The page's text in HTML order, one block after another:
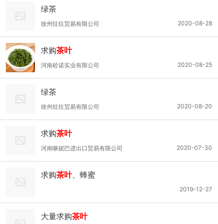
绿茶
2020-08-28
徐州炷炷贸易有限公司
求购茶叶
2020-08-25
河南砼诺实业有限公司
绿茶
2020-08-20
徐州炷炷贸易有限公司
求购茶叶
2020-07-30
河南哆妮巴进出口贸易有限公司
求购茶叶、蜂蜜
2019-12-27
大量求购茶叶